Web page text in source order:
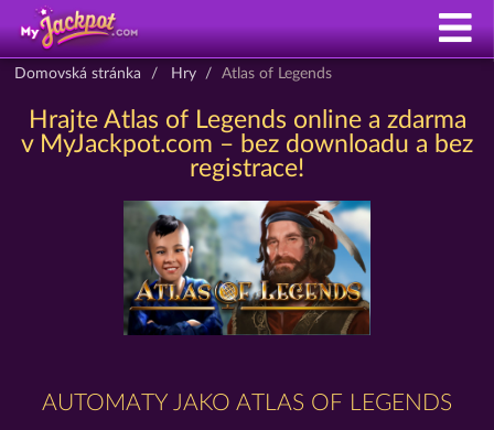
Domovská stránka Hry Atlas of Legends
Hrajte Atlas of Legends online a zdarma
v MyJackpot.com – bez downloadu a bez
registrace!
AUTOMATY JAKO ATLAS OF LEGENDS